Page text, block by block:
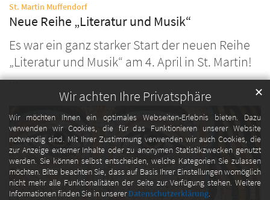
Wir achten Ihre Privatsphäre
Wir möchten Ihnen ein optimales Webseiten-Erlebnis bieten. Dazu
verwenden wir Cookies, die für das Funktionieren unserer Website
notwendig sind. Mit Ihrer Zustimmung verwenden wir auch Cookies, die
zur Anzeige externer Inhalte oder zu anonymen Statistikzwecken genutzt
werden. Sie können selbst entscheiden, welche Kategorien Sie zulassen
möchten. Bitte beachten Sie, dass auf Basis Ihrer Einstellungen womöglich
nicht mehr alle Funktionalitäten der Seite zur Verfügung stehen. Weitere
Informationen finden Sie in unsererDatenschutzerklärung.
✕
St. Martin Muffendorf:
Neue Reihe „Literatur und Musik“
Es war ein ganz starker Start der neuen Reihe
„Literatur und Musik“ am 4. April in St. Martin!
...